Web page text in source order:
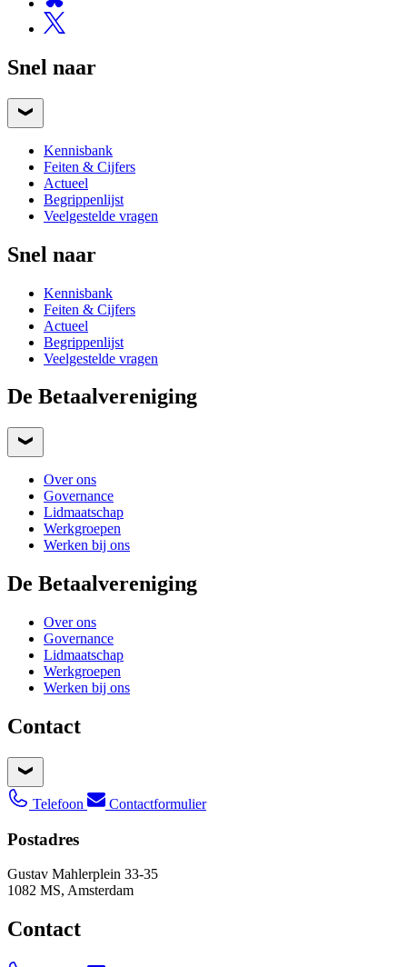
Snel naar
Kennisbank
Feiten & Cijfers
Actueel
Begrippenlijst
Veelgestelde vragen
Snel naar
Kennisbank
Feiten & Cijfers
Actueel
Begrippenlijst
Veelgestelde vragen
De Betaalvereniging
Over ons
Governance
Lidmaatschap
Werkgroepen
Werken bij ons
De Betaalvereniging
Over ons
Governance
Lidmaatschap
Werkgroepen
Werken bij ons
Contact
Telefoon Contactformulier
Postadres
Gustav Mahlerplein 33-35
1082 MS, Amsterdam
Contact